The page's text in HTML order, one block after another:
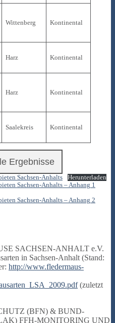
Wittenberg Kontinental
Harz Kontinental
Harz Kontinental
Saalekreis Kontinental
Ergebnisse
Sachsen-Anhalts
Herunterladen
Sachsen-Anhalts – Anhang 1
Sachsen-Anhalts – Anhang 2
SACHSEN-ANHALT e.V.
in Sachsen-Anhalt (Stand:
http://www.fledermaus-
(zuletzt
(BFN) & BUND-
FFH-MONITORING UND